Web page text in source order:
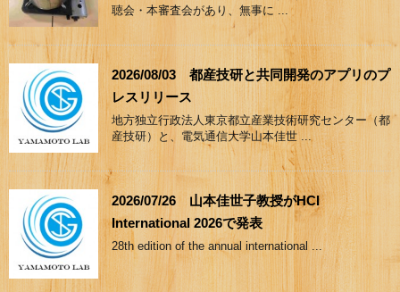
聴会・本審査会があり、無事に ...
2026/08/03 都産技研と共同開発のアプリのプ
レスリリース
地方独立行政法人東京都立産業技術研究センター（都
産技研）と、電気通信大学山本佳世 ...
2026/07/26 山本佳世子教授がHCI
International 2026で発表
28th edition of the annual international ...